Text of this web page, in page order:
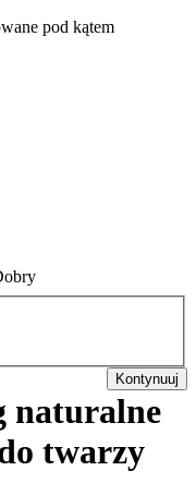
pod kątem
Kontynuuj
naturalne
twarzy